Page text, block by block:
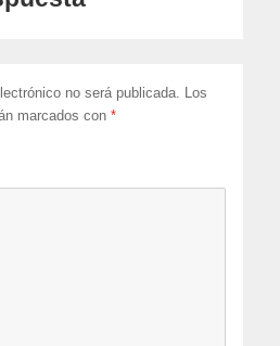
no será publicada.
Los
marcados con*